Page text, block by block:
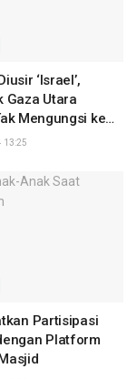
‘Israel’,
Gaza Utara
Mengungsi ke
13:25
Partisipasi
Platform